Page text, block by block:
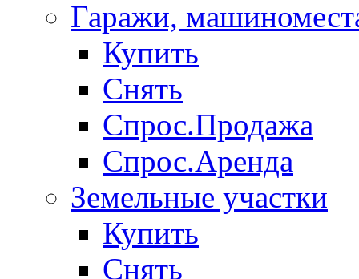
Гаражи,
Купить
Снять
Спрос.Продажа
Спрос.Аренда
Земельные участки
Купить
Снять